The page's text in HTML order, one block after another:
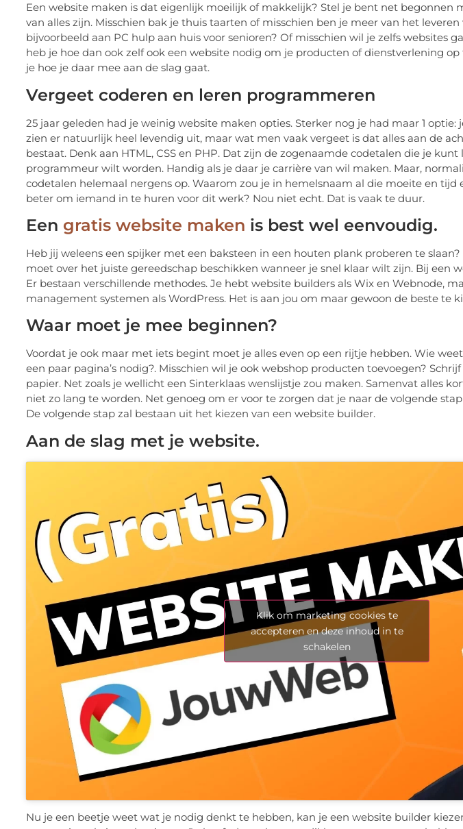
Een website maken is dat eigenlijk moeilijk of makkelijk? Stel je bent net begonnen
van alles zijn. Misschien bak je thuis taarten of misschien ben je meer van het
bijvoorbeeld aan PC hulp aan huis voor senioren? Of misschien wil je zelfs websites
heb je hoe dan ook zelf ook een website nodig om je producten of dienstverlening
je hoe je daar mee aan de slag gaat.
Vergeet coderen en leren programmeren
25 jaar geleden had je weinig website maken opties. Sterker nog je had maar 1 optie:
zien er natuurlijk heel levendig uit, maar wat men vaak vergeet is dat alles aan de
bestaat. Denk aan HTML, CSS en PHP. Dat zijn de zogenaamde codetalen die je
programmeur wilt worden. Handig als je daar je carrière van wil maken. Maar,
codetalen helemaal nergens op. Waarom zou je in hemelsnaam al die moeite en tijd
beter om iemand in te huren voor dit werk? Nou niet echt. Dat is vaak te duur.
Een gratis website maken is best wel eenvoudig.
Heb jij weleens een spijker met een baksteen in een houten plank proberen te
moet over het juiste gereedschap beschikken wanneer je snel klaar wilt zijn. Bij een
Er bestaan verschillende methodes. Je hebt website builders als Wix en Webnode,
management systemen als WordPress. Het is aan jou om maar gewoon de beste te
Waar moet je mee beginnen?
Voordat je ook maar met iets begint moet je alles even op een rijtje hebben. Wie
een paar pagina’s nodig?. Misschien wil je ook webshop producten toevoegen?
papier. Net zoals je wellicht een Sinterklaas wenslijstje zou maken. Samenvat alles
niet zo lang te worden. Net genoeg om er voor te zorgen dat je naar de volgende
De volgende stap zal bestaan uit het kiezen van een website builder.
Aan de slag met je website.
Klik om marketing cookies te
accepteren en deze inhoud in te
schakelen
Nu je een beetje weet wat je nodig denkt te hebben, kan je een website builder